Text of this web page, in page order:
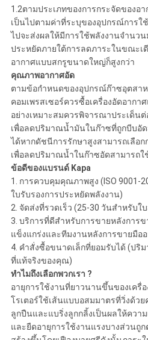
1.2ตามประเภทของการกระจัดของอ
เป็นไปตามค่าที่ระบุของอุปกรณ์การ
ไปจะส่งผลให้มีการใช้พลังงานจำนว
ประหยัดภายใต้การลดภาระในขณะเ
อากาศแบบสกรูขนาดใหญ่ก็สูงกว่า
คุณภาพอากาศอัด
ตามข้อกำหนดของอุปกรณ์ก๊าซอุตสา
คอมเพรสเซอร์ควรซื้อเครื่องอัดอาก
อย่างเหมาะสมควรพิจารณาประเด็นต่
เพื่อลดปริมาณน้ำมันในก๊าซที่ถูกบีบอัด
ได้หากดัชนีการรักษาสูงสามารถเลือ
เพื่อลดปริมาณน้ำในก๊าซอัดสามารถ
ข้อดีของแบรนด์ Kapa
1. การควบคุมคุณภาพสูง (ISO 9001-
ใบรับรองการประหยัดพลังงาน)
2. จัดส่งที่รวดเร็ว (25-30 วันสำหรับ
3. บริการที่ดีสำหรับการขายหลังการ
แข็งแกร่งและทีมงานหลังการขายมือ
4. คำสั่งซื้อขนาดเล็กที่ยอมรับได้ (ปริ
ที่แท้จริงของคุณ)
ทำไมถึงเลือกพวกเรา ?
อายุการใช้งานที่ยาวนานขึ้นของเครื่
โรเตอร์ใช้เส้นแบบอสมมาตรที่วิ่งด้วย
ลูกปืนและแบริ่งลูกกลิ้งเป็นผลให้ควา
และยืดอายุการใช้งานแรงบางส่วนถู